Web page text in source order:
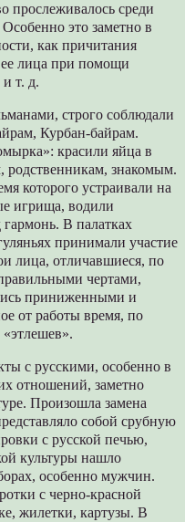
прослеживалось среди
это заметно в
как причитания
лица при помощи
т. д.
строго соблюдали
Курбан-байрам.
красили яйца в
родственникам, знакомым.
которого устраивали на
игрища, водили
В палатках
принимали участие
лица, отличавшиеся, по
чертами,
приниженными и
от работы время, по
с русскими, особенно в
отношений, заметно
Произошла замена
собой срубную
с русской печью,
культуры нашло
особенно мужчин.
с черно-красной
жилетки, картузы. В